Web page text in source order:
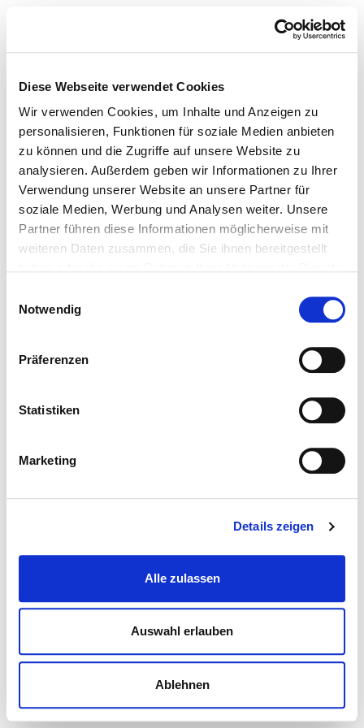
Diese Webseite verwendet Cookies
Wir verwenden Cookies, um Inhalte und Anzeigen zu
personalisieren, Funktionen für soziale Medien anbieten
zu können und die Zugriffe auf unsere Website zu
analysieren. Außerdem geben wir Informationen zu Ihrer
Verwendung unserer Website an unsere Partner für
soziale Medien, Werbung und Analysen weiter. Unsere
Partner führen diese Informationen möglicherweise mit
weiteren Daten zusammen, die Sie ihnen bereitgestellt
Notwendig
Präferenzen
Statistiken
Marketing
Details zeigen
Alle zulassen
Auswahl erlauben
Ablehnen